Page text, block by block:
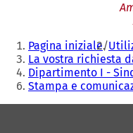
Siete
qui:
Pagina iniziale
La vostra richiesta
Dipartimento I -
Stampa e